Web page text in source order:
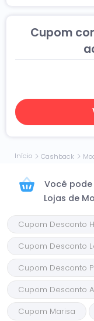
Início Cashback
Cupom
Você
Lojas de
Cupom Desconto
Cupom Desconto
Cupom Desconto
Cupom Desconto
Cupom Marisa